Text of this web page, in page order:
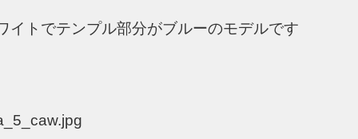
イトでテンプル部分がブルーのモデルです